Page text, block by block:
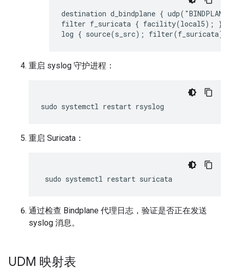
destination d_bindplane {
filter f_suricata { facility(local5); };
重启 syslog 守护进程：
sudo systemctl restart
重启 Suricata：
sudo systemctl restart
通过检查 Bindplane 代理日志，验证是否正在发送
syslog 消息。
UDM 映射表